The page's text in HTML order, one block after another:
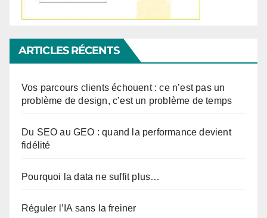
ARTICLES RÉCENTS
Vos parcours clients échouent : ce n’est pas un
problème de design, c’est un problème de temps
Du SEO au GEO : quand la performance devient
fidélité
Pourquoi la data ne suffit plus…
Réguler l’IA sans la freiner